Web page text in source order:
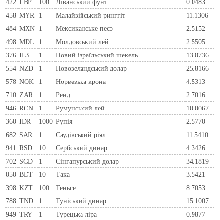
422 LBP 100 Ліванський фунт
0.0483
458 MYR 1 Малайзійський ринггіт
11.1306
484 MXN 1 Мексиканське песо
2.5152
498 MDL 1 Молдовський лей
2.5505
376 ILS 1 Новий ізраїльський шекель
13.8736
554 NZD 1 Новозеландський долар
25.8166
578 NOK 1 Норвезька крона
4.5313
710 ZAR 1 Ренд
2.7016
946 RON 1 Румунський лей
10.0067
360 IDR 1000 Рупія
2.5770
682 SAR 1 Саудівський ріял
11.5410
941 RSD 10 Сербський динар
4.3426
702 SGD 1 Сінгапурський долар
34.1819
050 BDT 10 Така
3.5421
398 KZT 100 Теньге
8.7053
788 TND 1 Туніський динар
15.1007
949 TRY 1 Турецька ліра 0.9877